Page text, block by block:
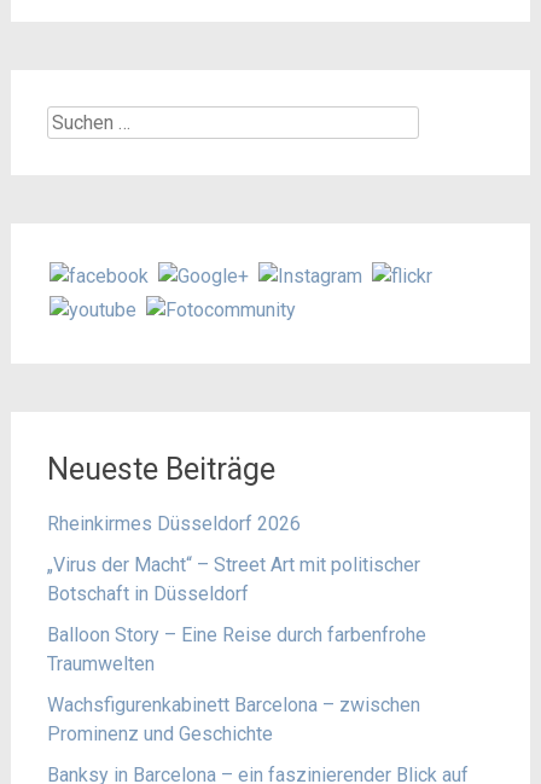
Suchen
Neueste Beiträge
Rheinkirmes Düsseldorf 2026
„Virus der Macht“ – Street Art mit politischer
Botschaft in Düsseldorf
Balloon Story – Eine Reise durch farbenfrohe
Traumwelten
Wachsfigurenkabinett Barcelona – zwischen
Prominenz und Geschichte
Banksy in Barcelona – ein faszinierender Blick auf